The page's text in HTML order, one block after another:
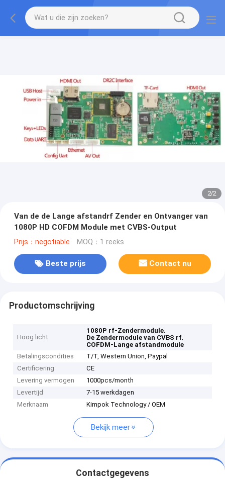
2/2
Van de de Lange afstandrf Zender en Ontvanger van
1080P HD COFDM Module met CVBS-Output
Prijs：negotiable MOQ：1 reeks
Beste prijs Contact nu
Productomschrijving
Hoog licht
1080P rf-Zendermodule,
De Zendermodule van CVBS rf,
COFDM-Lange afstandmodule
Betalingscondities
T/T, Western Union, Paypal
Certificering
CE
Levering vermogen
1000pcs/month
Levertijd
7-15 werkdagen
Merknaam
Kimpok Technology / OEM
Bekijk meer
Contactgegevens